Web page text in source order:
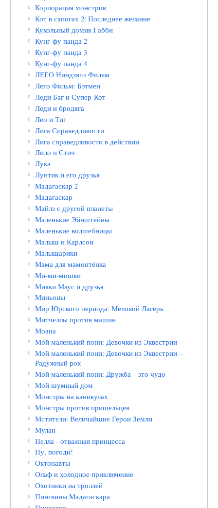
Корпорация монстров
Кот в сапогах 2: Последнее желание
Кукольный домик Габби
Кунг-фу панда 2
Кунг-фу панда 3
Кунг-фу панда 4
ЛЕГО Ниндзяго Фильм
Лего Фильм: Бэтмен
Леди Баг и Супер-Кот
Леди и бродяга
Лео и Тиг
Лига Справедливости
Лига справедливости в действии
Лило и Стич
Лука
Лунтик и его друзья
Мадагаскар 2
Мадагаскар
Майлз с другой планеты
Маленькие Эйнштейны
Маленькие волшебницы
Малыш и Карлсон
Малышарики
Мама для мамонтёнка
Ми-ми-мишки
Микки Маус и друзья
Миньоны
Мир Юрского периода: Меловой Лагерь
Митчеллы против машин
Моана
Мой маленький пони: Девочки из Эквестрии
Мой маленький пони: Девочки из Эквестрии –
Радужный рок
Мой маленький пони: Дружба – это чудо
Мой шумный дом
Монстры на каникулах
Монстры против пришельцев
Мстители: Величайшие Герои Земли
Мулан
Нелла - отважная принцесса
Ну, погоди!
Октонавты
Олаф и холодное приключение
Охотники на троллей
Пингвины Мадагаскара